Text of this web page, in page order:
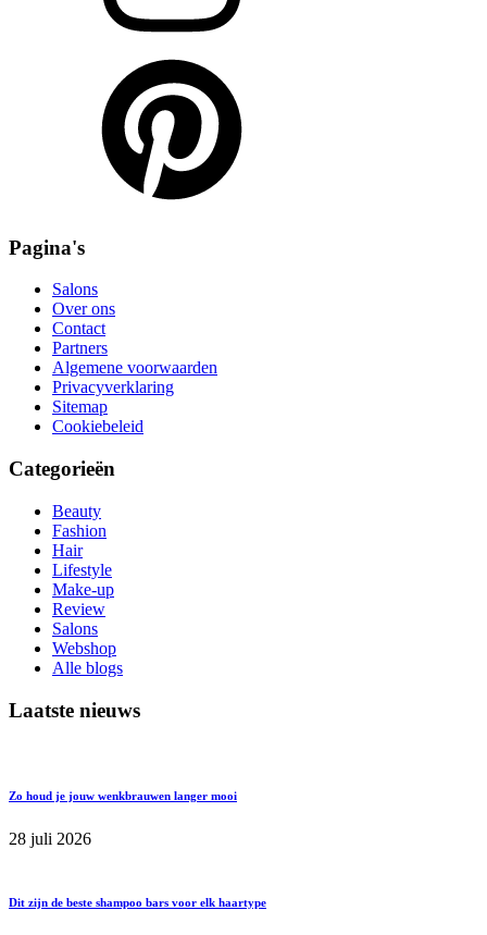
Pagina's
Salons
Over ons
Contact
Partners
Algemene voorwaarden
Privacyverklaring
Sitemap
Cookiebeleid
Categorieën
Beauty
Fashion
Hair
Lifestyle
Make-up
Review
Salons
Webshop
Alle blogs
Laatste nieuws
Zo houd je jouw wenkbrauwen langer mooi
28 juli 2026
Dit zijn de beste shampoo bars voor elk haartype